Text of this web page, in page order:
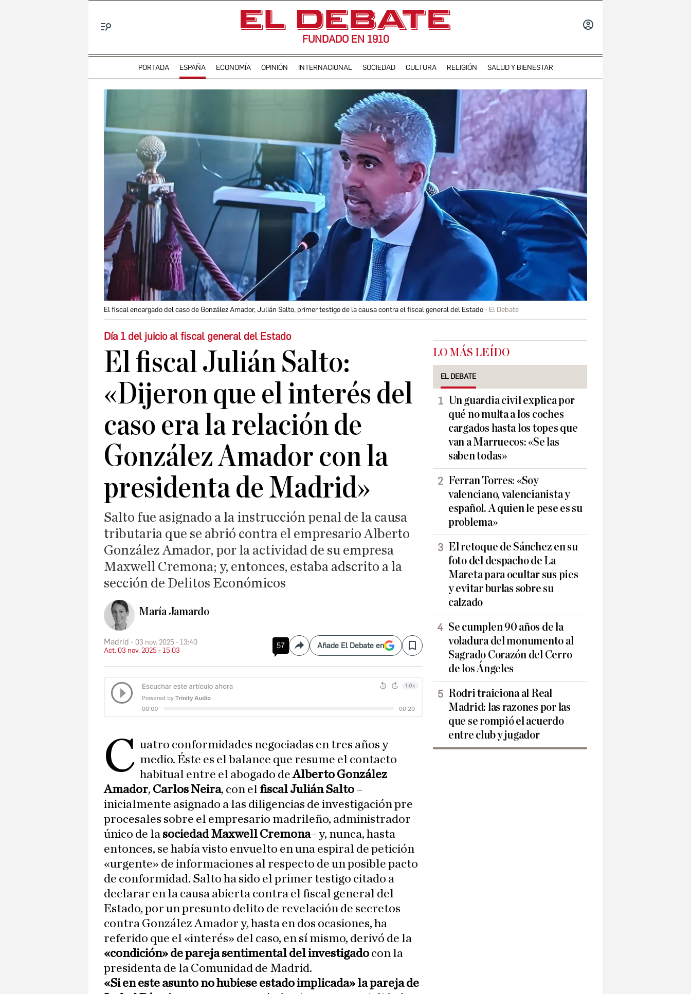
FUNDADO EN 1910
PORTADA ESPAÑA ECONOMÍA OPINIÓN INTERNACIONAL SOCIEDAD CULTURA RELIGIÓN SALUD Y BIENESTAR
El fiscal encargado del caso de González Amador, Julián Salto, primer testigo de la causa contra el fiscal general del Estado El Debate
Día 1 del juicio al fiscal general del Estado
El fiscal Julián Salto:
«Dijeron que el interés del
caso era la relación de
González Amador con la
presidenta de Madrid»
Salto fue asignado a la instrucción penal de la causa
tributaria que se abrió contra el empresario Alberto
González Amador, por la actividad de su empresa
Maxwell Cremona; y, entonces, estaba adscrito a la
sección de Delitos Económicos
María Jamardo
Madrid
03 nov. 2025 - 13:40
Act. 03 nov. 2025 - 15:03
57 CompartirAñade El Debate en Save
C uatro conformidades negociadas en tres años y
medio. Éste es el balance que resume el contacto
habitual entre el abogado deAlberto González
Amador, Carlos Neira, con el fiscal Julián Salto –
inicialmente asignado a las diligencias de investigación pre
procesales sobre el empresario madrileño, administrador
único de la sociedad Maxwell Cremona– y, nunca, hasta
entonces, se había visto envuelto en una espiral de petición
«urgente» de informaciones al respecto de un posible pacto
de conformidad. Salto ha sido el primer testigo citado a
declarar en la causa abierta contra el fiscal general del
Estado, por un presunto delito de revelación de secretos
contra González Amador y, hasta en dos ocasiones, ha
referido que el «interés» del caso, en sí mismo, derivó de la
«condición» de pareja sentimental del investigado con la
presidenta de la Comunidad de Madrid.
«Si en este asunto no hubiese estado implicada» la pareja de
LO MÁS LEÍDO
EL DEBATE
Un guardia civil explica por
qué no multa a los coches
cargados hasta los topes que
van a Marruecos: «Se las
saben todas»
Ferran Torres: «Soy
valenciano, valencianista y
español. A quien le pese es su
problema»
El retoque de Sánchez en su
foto del despacho de La
Mareta para ocultar sus pies
y evitar burlas sobre su
calzado
Se cumplen 90 años de la
voladura del monumento al
Sagrado Corazón del Cerro
de los Ángeles
Rodri traiciona al Real
Madrid: las razones por las
que se rompió el acuerdo
entre club y jugador